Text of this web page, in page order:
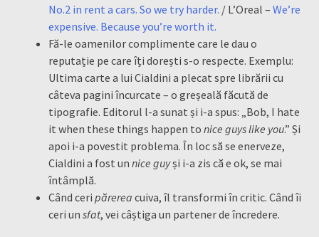
No.2 in rent a cars. So we try harder. / L’Oreal – We’re
expensive. Because you’re worth it.
Fă-le oamenilor complimente care le dau o
reputație pe care îți dorești s-o respecte. Exemplu:
Ultima carte a lui Cialdini a plecat spre librării cu
câteva pagini încurcate – o greșeală făcută de
tipografie. Editorul l-a sunat și i-a spus: „Bob, I hate
it when these things happen to nice guys like you.” Și
apoi i-a povestit problema. În loc să se enerveze,
Cialdini a fost un nice guyși i-a zis că e ok, se mai
întâmplă.
Când ceri părerea cuiva, îl transformi în critic. Când îi
ceri un sfat, vei câștiga un partener de încredere.